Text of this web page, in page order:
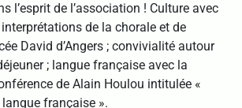
l’esprit de l’association ! Culture avec
de la chorale et de
David d’Angers ; convivialité autour
; langue française avec la
de Alain Houlou intitulée «
française ».